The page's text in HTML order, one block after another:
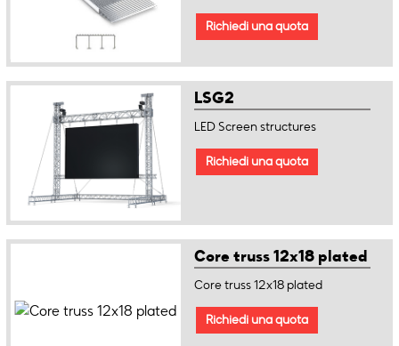
Richiedi una quota
LSG2
LED Screen structures
Richiedi una quota
Core truss 12x18 plated
Core truss 12x18 plated
Richiedi una quota